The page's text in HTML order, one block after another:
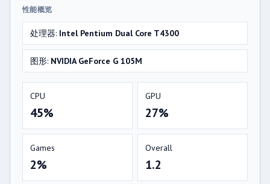
性能概览
处理器: Intel Pentium Dual Core T4300
图形: NVIDIA GeForce G 105M
CPU
45%
GPU
27%
Games
2%
Overall
1.2